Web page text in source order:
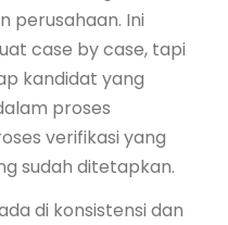
perusahaan. Ini
case by case, tapi
kandidat yang
proses
verifikasi yang
sudah ditetapkan.
di konsistensi dan